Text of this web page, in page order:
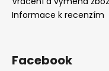
Informace k recenzím
Facebook